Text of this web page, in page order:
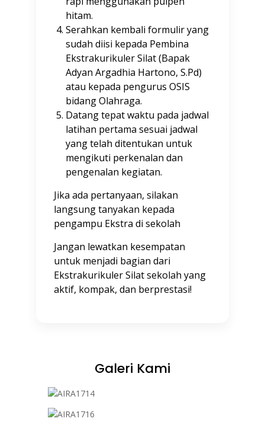
hitam.
Serahkan kembali formulir yang
sudah diisi kepada Pembina
Ekstrakurikuler Silat (Bapak
Adyan Argadhia Hartono, S.Pd)
atau kepada pengurus OSIS
bidang Olahraga.
Datang tepat waktu pada jadwal
latihan pertama sesuai jadwal
yang telah ditentukan untuk
mengikuti perkenalan dan
pengenalan kegiatan.
Jika ada pertanyaan, silakan
langsung tanyakan kepada
pengampu Ekstra di sekolah
Jangan lewatkan kesempatan
untuk menjadi bagian dari
Ekstrakurikuler Silat sekolah yang
aktif, kompak, dan berprestasi!
Galeri Kami